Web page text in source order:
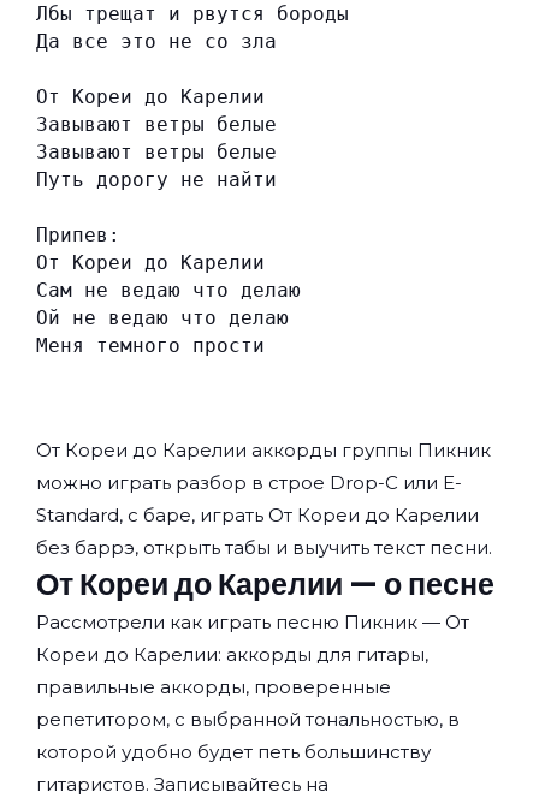
Лбы трещат и рвутся бороды
Да все это не со зла
От Кореи до Карелии
Завывают ветры белые
Завывают ветры белые
Путь дорогу не найти
Припев:
От Кореи до Карелии
Сам не ведаю что делаю
Ой не ведаю что делаю
Меня темного прости
От Кореи до Карелии аккорды группы Пикник
можно играть разбор в строе Drop-C или E-
Standard, с баре, играть От Кореи до Карелии
без баррэ, открыть табы и выучить текст песни.
От Кореи до Карелии — о песне
Рассмотрели как играть песню Пикник — От
Кореи до Карелии: аккорды для гитары,
правильные аккорды, проверенные
репетитором, с выбранной тональностью, в
которой удобно будет петь большинству
гитаристов. Записывайтесь на